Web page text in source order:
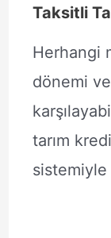
Taksitli
Herhangi
dönemi
tarım